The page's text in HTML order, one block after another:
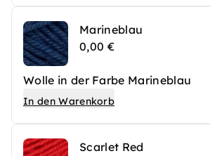
Marineblau
0,00 €
Wolle in der Farbe Marineblau
In den Warenkorb
Scarlet Red